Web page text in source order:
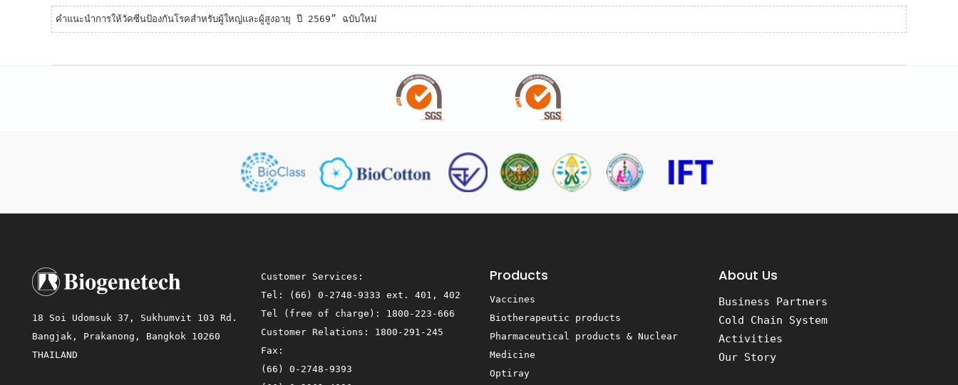
คำแนะนำการให้วัคซีนป้องกันโรคสำหรับผู้ใหญ่และผู้สูงอายุ ปี 2569” ฉบับใหม่
18 Soi Udomsuk 37, Sukhumvit 103 Rd.
Bangjak, Prakanong, Bangkok 10260
THAILAND
Customer Services:
Tel:
(66) 0-2748-9333 ext. 401, 402
Tel (free of charge): 1800-223-666
Customer Relations: 1800-291-245
Fax:
(66) 0-2748-9393
Products
Vaccines
Biotherapeutic products
Pharmaceutical products & Nuclear
Medicine
Optiray
About Us
Business Partners
Cold Chain System
Activities
Our Story